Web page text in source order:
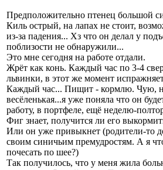
Предположительно птенец большой
Киль острый, на лапах не стоит,
из-за падения... Хз что он делал у
поблизости не обнаружили...
Это мне сегодня на работе отдали.
Жрёт как конь. Каждый час по 3-4
львинки, в этот же момент
Каждый час... Пищит - кормлю. Чую,
весёленькая...я уже поняла что он
работу, в портфеле, ещё неделю-
Фиг знает, получится ли его
Или он уже привыкнет (родители-то
своим синичьим премудростям. А я
почесать по шее?)
Так получилось, что у меня жила